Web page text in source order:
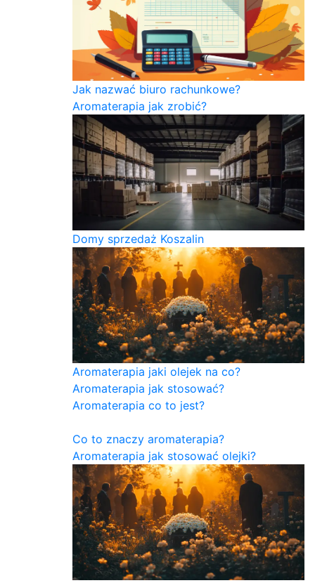
Jak nazwać biuro rachunkowe?
Aromaterapia jak zrobić?
Domy sprzedaż Koszalin
Aromaterapia jaki olejek na co?
Aromaterapia jak stosować?
Aromaterapia co to jest?
Co to znaczy aromaterapia?
Aromaterapia jak stosować olejki?